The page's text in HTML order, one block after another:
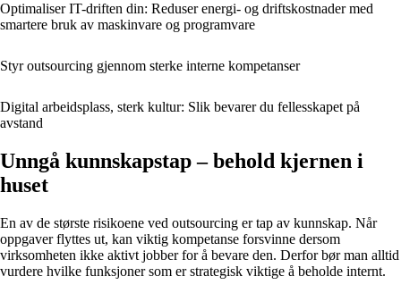
Optimaliser IT-driften din: Reduser energi- og driftskostnader med
smartere bruk av maskinvare og programvare
Styr outsourcing gjennom sterke interne kompetanser
Digital arbeidsplass, sterk kultur: Slik bevarer du fellesskapet på
avstand
Unngå kunnskapstap – behold kjernen i
huset
En av de største risikoene ved outsourcing er tap av kunnskap. Når
oppgaver flyttes ut, kan viktig kompetanse forsvinne dersom
virksomheten ikke aktivt jobber for å bevare den. Derfor bør man alltid
vurdere hvilke funksjoner som er strategisk viktige å beholde internt.